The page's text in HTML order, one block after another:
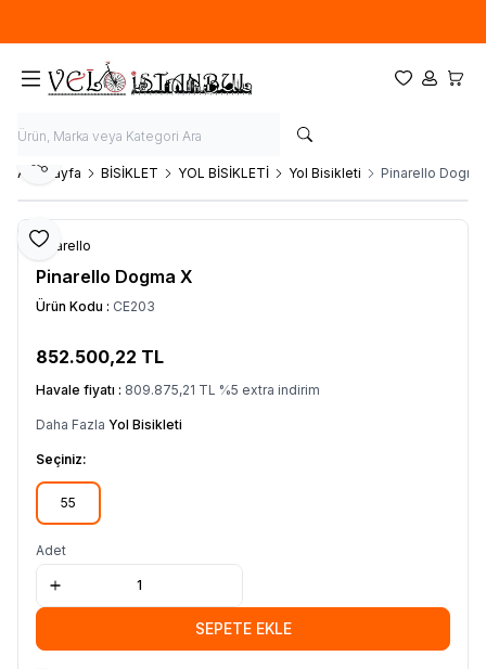
Favorilerim
Hesabım
Ana Sayfa BİSİKLET YOL BİSİKLETİ Yol Bisikleti Pinarello
Favoriye Ekle
Paylaş
Pinarello
Pinarello Dogma X
Ürün Kodu : CE203
852.500,22 TL
Havale fiyatı : 809.875,21 TL %5 extra indirim
Daha Fazla Yol Bisikleti
Seçiniz:
55
Adet
SEPETE EKLE